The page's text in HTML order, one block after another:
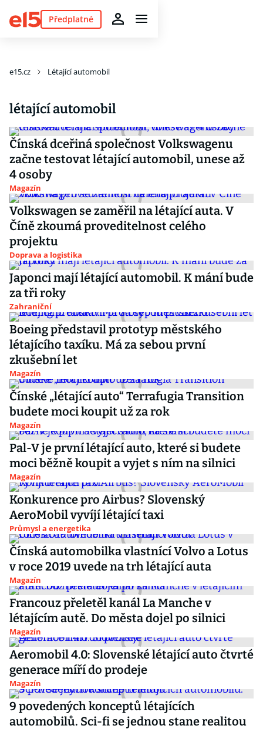
Předplatné
e15.cz Létající automobil
létající automobil
Čínská dceřiná společnost Volkswagenu
začne testovat létající automobil, unese až
4 osoby
Magazín
Volkswagen se zaměřil na létající auta. V
Číně zkoumá proveditelnost celého
projektu
Doprava a logistika
Japonci mají létající automobil. K mání bude
za tři roky
Zahraniční
Boeing představil prototyp městského
létajícího taxíku. Má za sebou první
zkušební let
Magazín
Čínské „létající auto“ Terrafugia Transition
budete moci koupit už za rok
Magazín
Pal-V je první létající auto, které si budete
moci běžně koupit a vyjet s ním na silnici
Magazín
Konkurence pro Airbus? Slovenský
AeroMobil vyvíjí létající taxi
Průmysl a energetika
Čínská automobilka vlastnící Volvo a Lotus
v roce 2019 uvede na trh létající auta
Magazín
Francouz přeletěl kanál La Manche v
létajícím autě. Do města dojel po silnici
Magazín
Aeromobil 4.0: Slovenské létající auto čtvrté
generace míří do prodeje
Magazín
9 povedených konceptů létajících
automobilů. Sci-fi se jednou stane realitou